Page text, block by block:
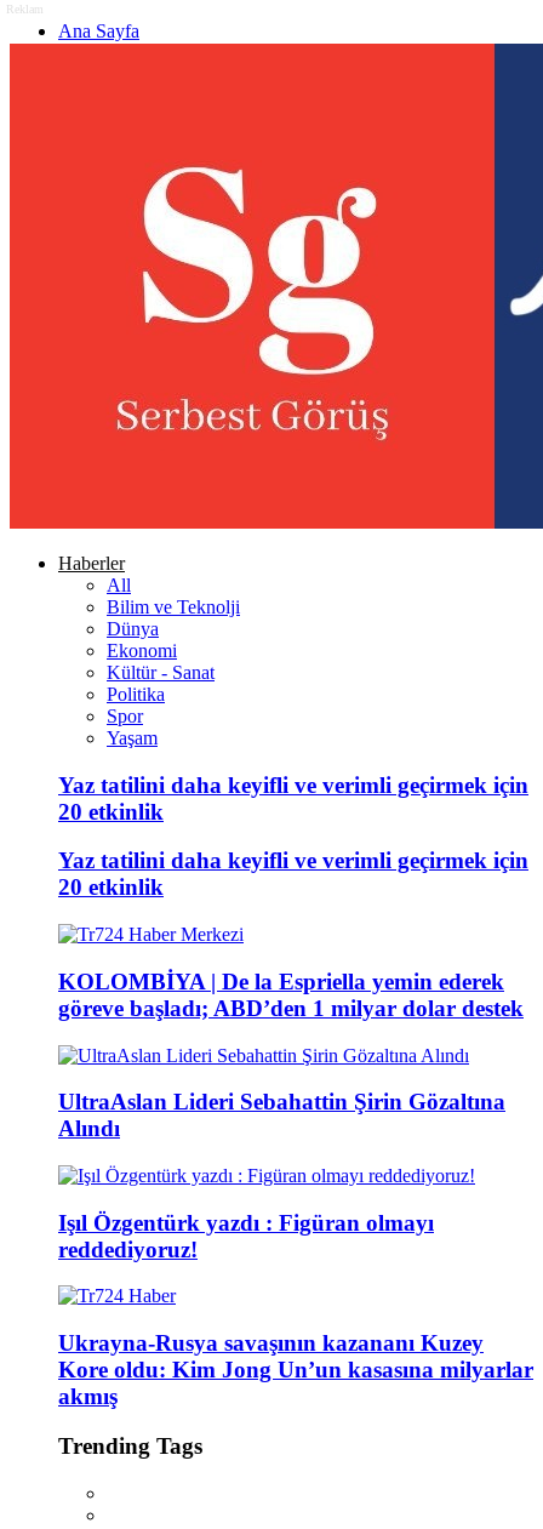
Ana Sayfa
Haberler
All
Bilim ve Teknolji
Dünya
Ekonomi
Kültür - Sanat
Politika
Spor
Yaşam
Yaz tatilini daha keyifli ve verimli geçirmek için
20 etkinlik
Yaz tatilini daha keyifli ve verimli geçirmek için
20 etkinlik
KOLOMBİYA | De la Espriella yemin ederek
göreve başladı; ABD’den 1 milyar dolar destek
UltraAslan Lideri Sebahattin Şirin Gözaltına
Alındı
Işıl Özgentürk yazdı : Figüran olmayı
reddediyoruz!
Ukrayna-Rusya savaşının kazananı Kuzey
Kore oldu: Kim Jong Un’un kasasına milyarlar
akmış
Trending Tags
Reklam